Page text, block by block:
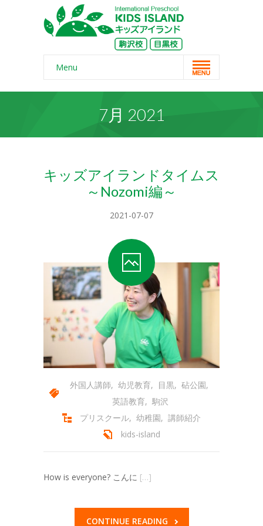
Menu
Home
スクール概要
-- 保護者の声
-- よくある質問
-- リンク・紹介記事
-- 会員専用ページ
コースの紹介
-- プリスクール
-- ミュージック＆ムーブメント
-- キンダークラス
-- アフタースクール
-- サマースクール
-- サマーキャンプ
-- キッズアイランド駒沢
7月 2021
キッズアイランドタイムス
～Nozomi編～
2021-07-07
外国人講師, 幼児教育, 目黒, 砧公園,
英語教育, 駒沢
プリスクール, 幼稚園, 講師紹介
kids-island
How is everyone? こんに […]
CONTINUE READING